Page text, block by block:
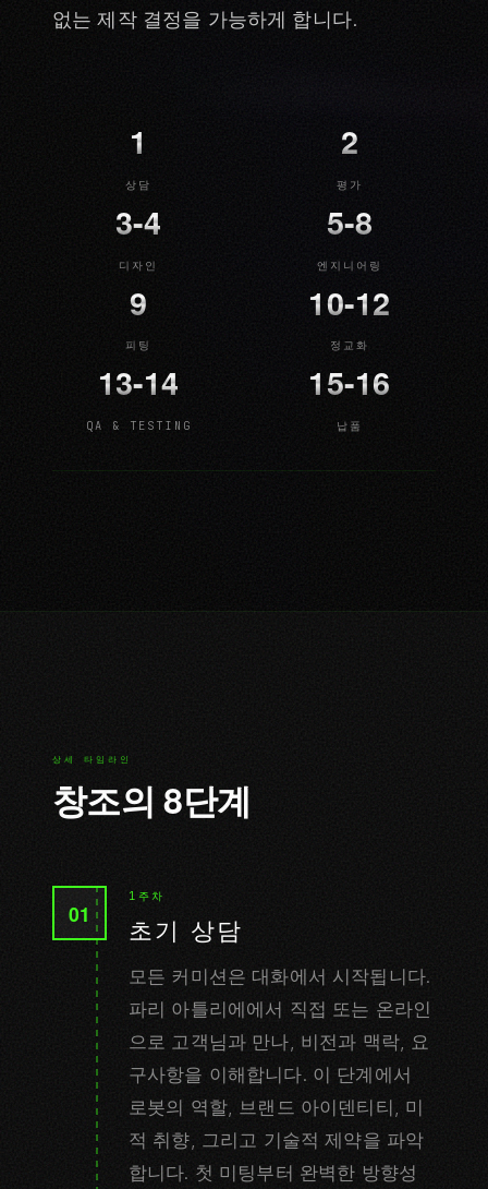
없는 제작 결정을 가능하게 합니다.
1
상담
2
평가
3-4
디자인
5-8
엔지니어링
9
피팅
10-12
정교화
13-14
QA & TESTING
15-16
납품
상세 타임라인
창조의 8단계
01
1주차
초기 상담
모든 커미션은 대화에서 시작됩니다.
파리 아틀리에에서 직접 또는 온라인
으로 고객님과 만나, 비전과 맥락, 요
구사항을 이해합니다. 이 단계에서
로봇의 역할, 브랜드 아이덴티티, 미
적 취향, 그리고 기술적 제약을 파악
합니다. 첫 미팅부터 완벽한 방향성